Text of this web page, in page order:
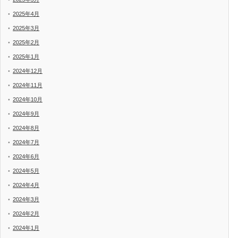
2025年4月
2025年3月
2025年2月
2025年1月
2024年12月
2024年11月
2024年10月
2024年9月
2024年8月
2024年7月
2024年6月
2024年5月
2024年4月
2024年3月
2024年2月
2024年1月